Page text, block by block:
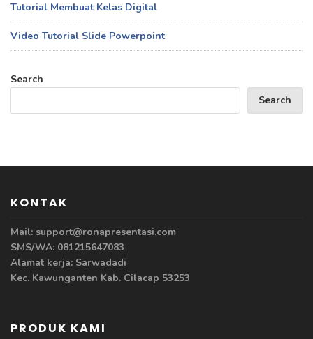
Tutorial Membuat Kelas Digital
Video Tutorial Slide Powerpoint
Search
Search
KONTAK
Mail: support@ronapresentasi.com
SMS/WA: 081215647083
Alamat kerja: Sarwadadi
Kec. Kawunganten Kab. Cilacap 53253
PRODUK KAMI